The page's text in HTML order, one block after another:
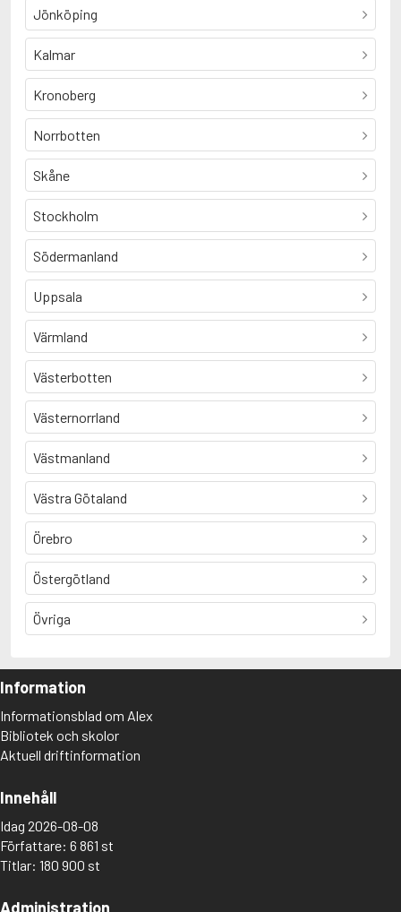
Jönköping
Kalmar
Kronoberg
Norrbotten
Skåne
Stockholm
Södermanland
Uppsala
Värmland
Västerbotten
Västernorrland
Västmanland
Västra Götaland
Örebro
Östergötland
Övriga
Information
Informationsblad om Alex
Bibliotek och skolor
Aktuell driftinformation
Innehåll
Idag 2026-08-08
Författare: 6 861 st
Titlar: 180 900 st
Administration